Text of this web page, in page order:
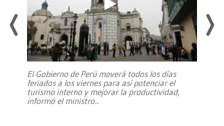
El Gobierno de Perú moverá todos los días
feriados a los viernes para así potenciar el
turismo interno y mejorar la productividad,
informó el ministro...